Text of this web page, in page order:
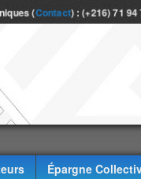
(Contact) : (+216) 71
Épargne